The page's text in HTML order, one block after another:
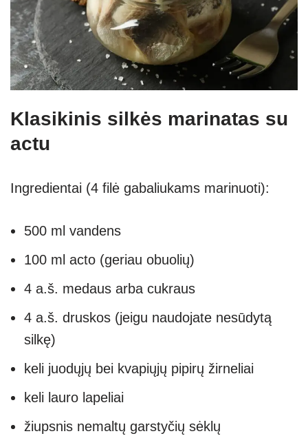
Klasikinis silkės marinatas su
actu
Ingredientai (4 filė gabaliukams marinuoti):
500 ml vandens
100 ml acto (geriau obuolių)
4 a.š. medaus arba cukraus
4 a.š. druskos (jeigu naudojate nesūdytą
silkę)
keli juodųjų bei kvapiųjų pipirų žirneliai
keli lauro lapeliai
žiupsnis nemaltų garstyčių sėklų